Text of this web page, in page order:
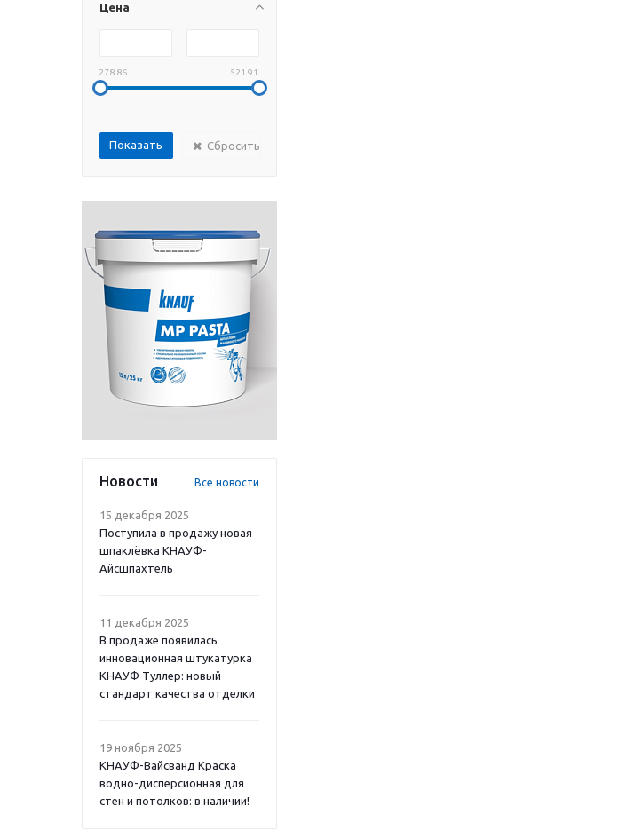
Цена
278.86 521.91
Сбросить
Новости Все новости
15 декабря 2025
Поступила в продажу новая
шпаклёвка КНАУФ-
Айсшпахтель
11 декабря 2025
В продаже появилась
инновационная штукатурка
КНАУФ Туллер: новый
стандарт качества отделки
19 ноября 2025
КНАУФ-Вайсванд Краска
водно-дисперсионная для
стен и потолков: в наличии!